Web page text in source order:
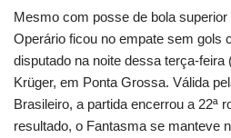
Mesmo com posse de bola
Operário ficou no empate sem gols
disputado na noite dessa terça-
Krüger, em Ponta Grossa. Válida
Brasileiro, a partida encerrou a 22ª
resultado, o Fantasma se manteve